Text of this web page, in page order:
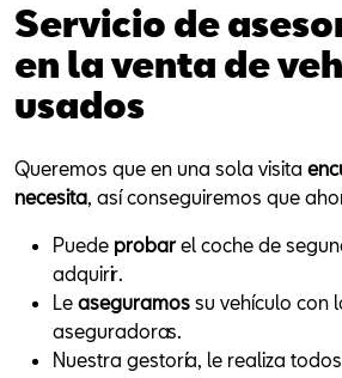
Servicio de
en la venta de
usados
Queremos que en una sola visita
necesita , así conseguiremos que
Puede probar el coche de
adquirir.
Le aseguramos su vehículo con
aseguradoras.
Nuestra gestoría, le realiza